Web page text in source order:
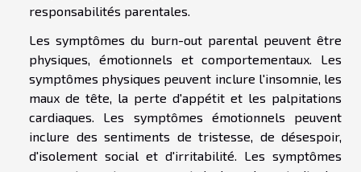
responsabilités parentales.
Les symptômes du burn-out parental peuvent être
physiques, émotionnels et comportementaux. Les
symptômes physiques peuvent inclure l'insomnie, les
maux de tête, la perte d'appétit et les palpitations
cardiaques. Les symptômes émotionnels peuvent
inclure des sentiments de tristesse, de désespoir,
d'isolement social et d'irritabilité. Les symptômes